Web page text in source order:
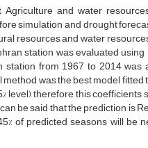
and water
simulation and drought
resources and water
station was evaluated
from 1967 to 2014 was
was the best model fitted
level), therefore this
be said that the prediction is
of predicted seasons will be